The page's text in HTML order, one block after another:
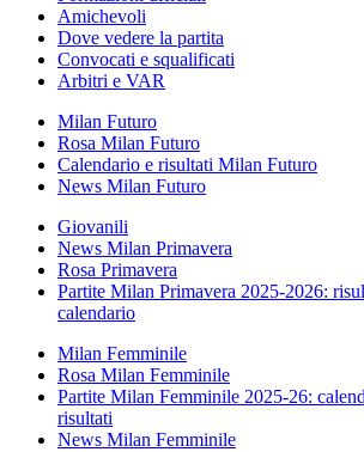
Amichevoli
Dove vedere la partita
Convocati e squalificati
Arbitri e VAR
Milan Futuro
Rosa Milan Futuro
Calendario e risultati Milan Futuro
News Milan Futuro
Giovanili
News Milan Primavera
Rosa Primavera
Partite Milan Primavera 2025-2026:
calendario
Milan Femminile
Rosa Milan Femminile
Partite Milan Femminile 2025-26:
risultati
News Milan Femminile